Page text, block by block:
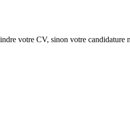
votre CV, sinon votre candidature